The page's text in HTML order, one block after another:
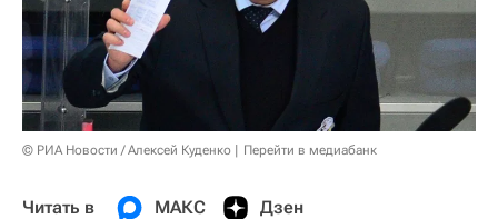
© РИА Новости / Алексей Куденко Перейти в медиабанк
Читать в МАКС Дзен